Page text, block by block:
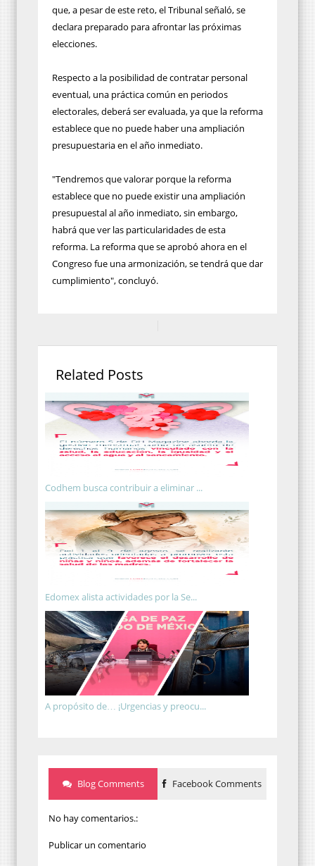
que, a pesar de este reto, el Tribunal señaló, se
declara preparado para afrontar las próximas
elecciones.
Respecto a la posibilidad de contratar personal
eventual, una práctica común en periodos
electorales, deberá ser evaluada, ya que la reforma
establece que no puede haber una ampliación
presupuestaria en el año inmediato.
"Tendremos que valorar porque la reforma
establece que no puede existir una ampliación
presupuestal al año inmediato, sin embargo,
habrá que ver las particularidades de esta
reforma. La reforma que se aprobó ahora en el
Congreso fue una armonización, se tendrá que dar
cumplimiento", concluyó.
Related Posts
Codhem busca contribuir a eliminar ...
Edomex alista actividades por la Se...
A propósito de… ¡Urgencias y preocu...
Blog Comments Facebook Comments
No hay comentarios.:
Publicar un comentario